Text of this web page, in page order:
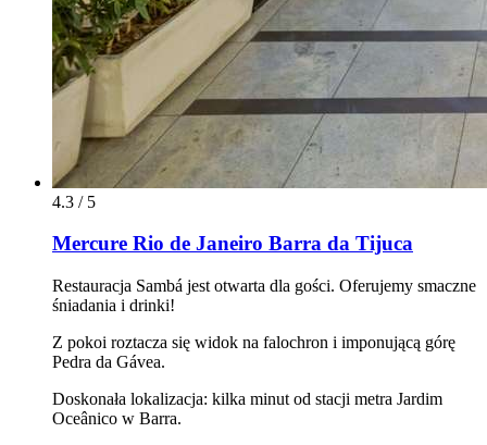
4.3 / 5
Mercure Rio de Janeiro Barra da Tijuca
Restauracja Sambá jest otwarta dla gości. Oferujemy smaczne
śniadania i drinki!
Z pokoi roztacza się widok na falochron i imponującą górę
Pedra da Gávea.
Doskonała lokalizacja: kilka minut od stacji metra Jardim
Oceânico w Barra.